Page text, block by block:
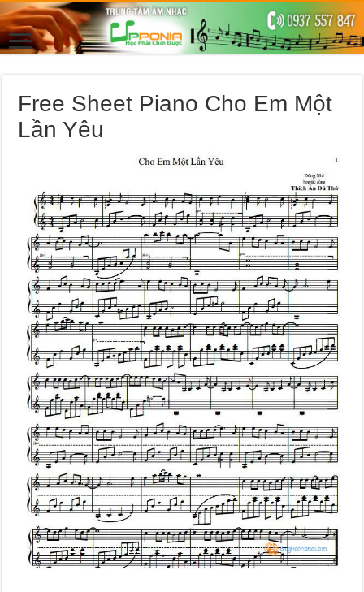
Free Sheet Piano Cho Em Một
Lần Yêu